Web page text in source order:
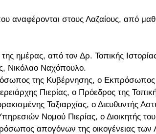
αναφέρονται στους Λαζαίους, από
ημέρας, από τον Δρ. Τοπικής
Νικόλαο Ναχόπουλο.
της Κυβέρνησης, ο Εκπρόσωπος
Πιερίας, ο Πρόεδρος της
Ταξιαρχίας, ο Διευθυντής
Νομού Πιερίας, ο Διοικητής του
απογόνων της οικογένειας των